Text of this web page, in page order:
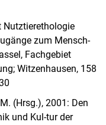
Nutztierethologie
zum Mensch-
Fachgebiet
Witzenhausen, 158
(Hrsg.), 2001: Den
und Kul-tur der